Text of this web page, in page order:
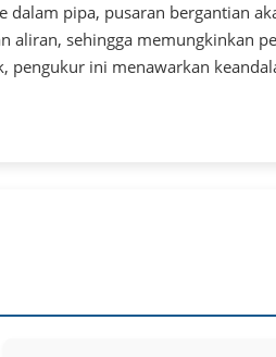
dalam pipa, pusaran bergantian
aliran, sehingga memungkinkan
pengukur ini menawarkan